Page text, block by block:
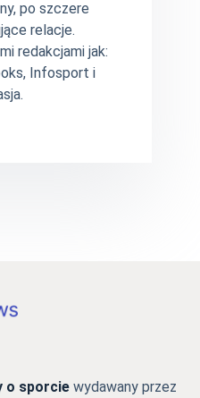
po szczere
relacje.
redakcjami jak:
Infosport i
o sporcie wydawany przez